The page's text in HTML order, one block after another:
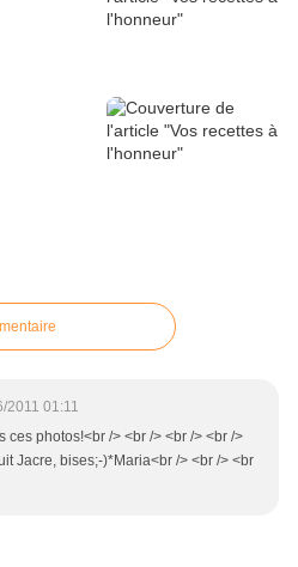
2011 01:11
ces photos!<br /> <br /> <br /> <br />
Jacre, bises;-)*Maria<br /> <br /> <br